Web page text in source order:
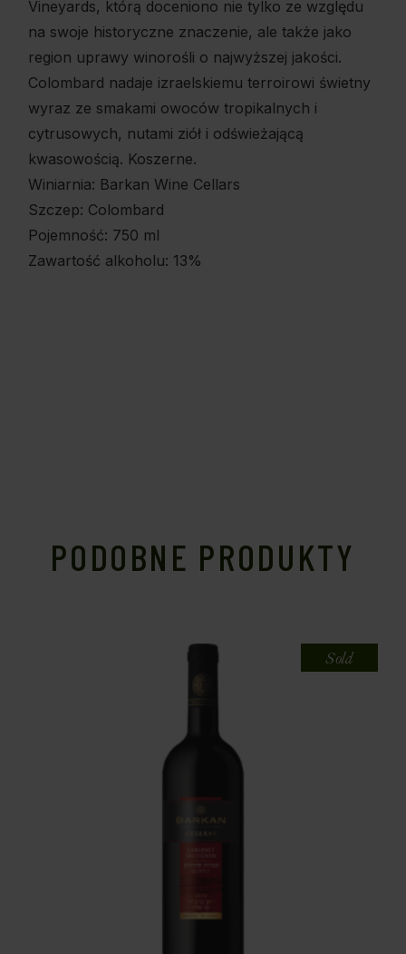
Vineyards, którą doceniono nie tylko ze względu
na swoje historyczne znaczenie, ale także jako
region uprawy winorośli o najwyższej jakości.
Colombard nadaje izraelskiemu terroirowi świetny
wyraz ze smakami owoców tropikalnych i
cytrusowych, nutami ziół i odświeżającą
kwasowością. Koszerne.
Winiarnia: Barkan Wine Cellars
Szczep: Colombard
Pojemność: 750 ml
Zawartość alkoholu: 13%
PODOBNE PRODUKTY
Sold